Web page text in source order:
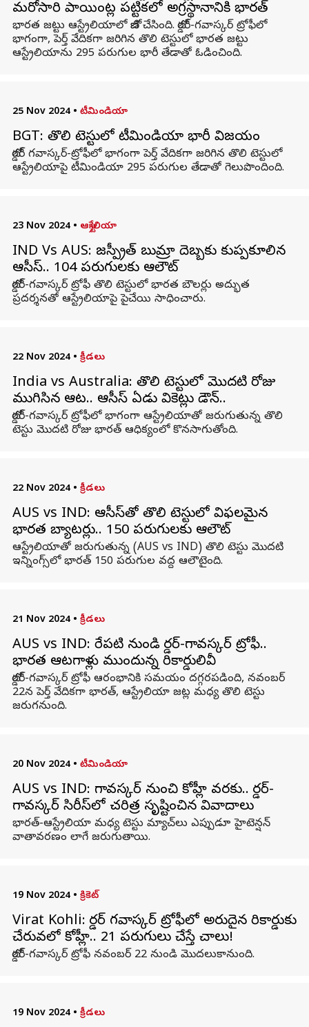
మరోసారి పాయింట్ల పట్టికలో అగ్రస్థానానికి భారత్
భారత జట్టు ఆస్ట్రేలియాలో బోణి చేసింది. బోర్డర్-గవాస్కర్ ట్రోఫీలో
భాగంగా, పెర్త్ వేదికగా జరిగిన తొలి టెస్టులో భారత జట్టు
ఆస్ట్రేలియాను 295 పరుగుల భారీ తేడాతో ఓడించింది.
25 Nov 2024 • టీమిండియా
BGT: తొలి టెస్టులో టీమిండియా భారీ విజయం
బోర్డర్ గవాస్కర్-ట్రోఫీలో భాగంగా పెర్త్ వేదికగా జరిగిన తొలి టెస్టులో
ఆస్ట్రేలియాపై టీమిండియా 295 పరుగుల తేడాతో గెలుపొందింది.
23 Nov 2024 • ఆస్ట్రేలియా
IND Vs AUS: జస్ప్రీత్ బుమ్రా దెబ్బకు కుప్పకూలిన
ఆసీస్.. 104 పరుగులకు ఆలౌట్
బోర్డర్-గవాస్కర్ ట్రోఫీ తొలి టెస్టులో భారత బౌలర్లు అద్భుత
ప్రదర్శనతో ఆస్ట్రేలియాపై పైచేయి సాధించారు.
22 Nov 2024 • క్రీడలు
India vs Australia: తొలి టెస్టులో మొదటి రోజు
ముగిసిన ఆట.. ఆసీస్‌ ఏడు వికెట్లు డౌన్..
బోర్డర్-గవాస్కర్ ట్రోఫీలో భాగంగా ఆస్ట్రేలియాతో జరుగుతున్న తొలి
టెస్టు మొదటి రోజు భారత్‌ ఆధిక్యంలో కొనసాగుతోంది.
22 Nov 2024 • క్రీడలు
AUS vs IND: ఆసీస్‌తో తొలి టెస్టులో విఫలమైన
భారత బ్యాటర్లు.. 150 పరుగులకు ఆలౌట్
ఆస్ట్రేలియాతో జరుగుతున్న (AUS vs IND) తొలి టెస్టు మొదటి
ఇన్నింగ్స్‌లో భారత్ 150 పరుగుల వద్ద ఆలౌటైంది.
21 Nov 2024 • క్రీడలు
AUS vs IND: రేపటి నుండి బోర్డర్-గావస్కర్ ట్రోఫీ..
భారత ఆటగాళ్లు ముందున్న రికార్డులివీ
బోర్డర్-గవాస్కర్ ట్రోఫీ ఆరంభానికి సమయం దగ్గరపడింది, నవంబర్
22న పెర్త్ వేదికగా భారత్, ఆస్ట్రేలియా జట్ల మధ్య తొలి టెస్టు
జరుగనుంది.
20 Nov 2024 • టీమిండియా
AUS vs IND: గావస్కర్ నుంచి కోహ్లీ వరకు.. బోర్డర్-
గావస్కర్ సిరీస్‌లో చరిత్ర సృష్టించిన వివాదాలు
భారత్-ఆస్ట్రేలియా మధ్య టెస్టు మ్యాచ్‌లు ఎప్పుడూ హైటెన్షన్
వాతావరణం లాగే జరుగుతాయి.
19 Nov 2024 • క్రికెట్
Virat Kohli: బోర్డర్ గవాస్కర్ ట్రోఫీలో అరుదైన రికార్డుకు
చేరువలో కోహ్లీ.. 21 పరుగులు చేస్తే చాలు!
బోర్డర్-గవాస్కర్ ట్రోఫీ నవంబర్ 22 నుండి మొదలుకానుంది.
19 Nov 2024 • క్రీడలు